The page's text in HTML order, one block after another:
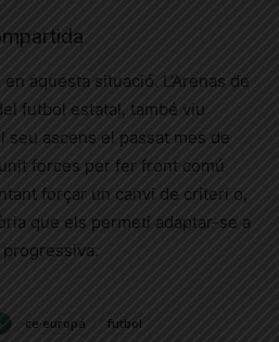
aquesta situació. L’Arenas de
futbol estatal, també viu
seu ascens el passat mes de
forces per fer front comú
forçar un canvi de criteri o,
que els permeti adaptar-se a
ce europa futbol